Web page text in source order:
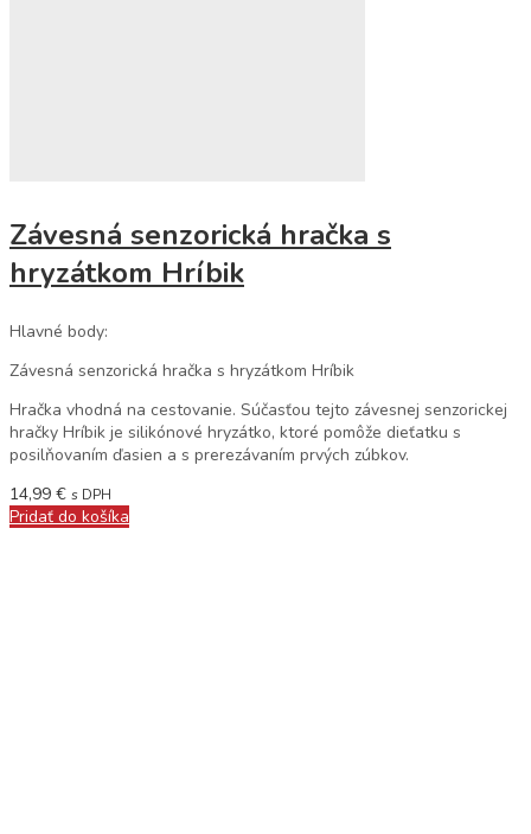
Závesná senzorická hračka s
hryzátkom Hríbik
Hlavné body:
Závesná senzorická hračka s hryzátkom Hríbik
Hračka vhodná na cestovanie. Súčasťou tejto závesnej senzorickej
hračky Hríbik je silikónové hryzátko, ktoré pomôže dieťatku s
posilňovaním ďasien a s prerezávaním prvých zúbkov.
14,99 € s DPH
Pridať do košíka